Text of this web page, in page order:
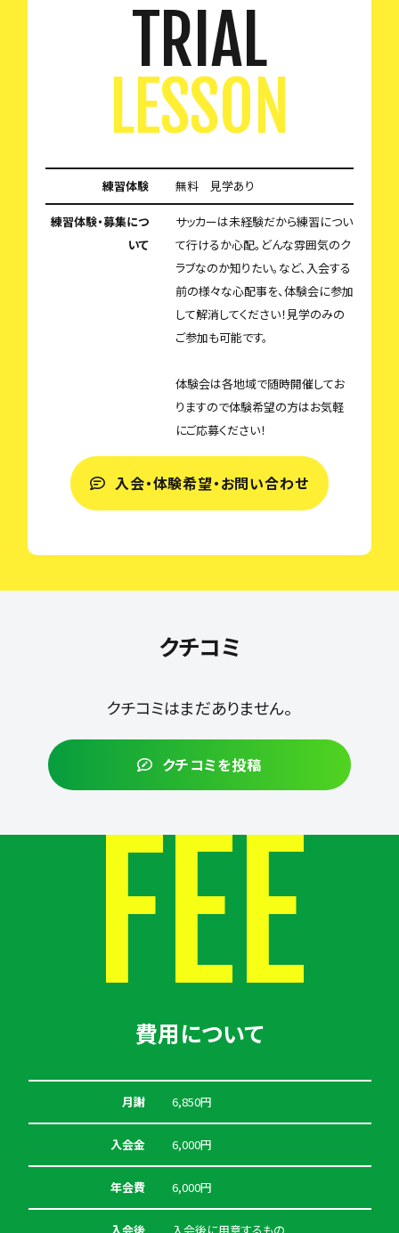
TRIAL
LESSON
練習体験 無料 見学あり
練習体験・募集につ
いて
サッカーは未経験だから練習につい
て行けるか心配。どんな雰囲気のク
ラブなのか知りたい。など、入会する
前の様々な心配事を、体験会に参加
して解消してください！見学のみの
ご参加も可能です。
体験会は各地域で随時開催してお
りますので体験希望の方はお気軽
にご応募ください！
入会・体験希望・お問い合わせ
クチコミ
クチコミはまだありません。
クチコミを投稿
FEE
費用について
月謝 6,850円
入会金 6,000円
年会費 6,000円